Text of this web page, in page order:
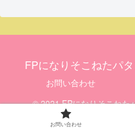
FPになりそこねたパ
お問い合わせ
© 2021 FPになりそこねた
お問い合わせ